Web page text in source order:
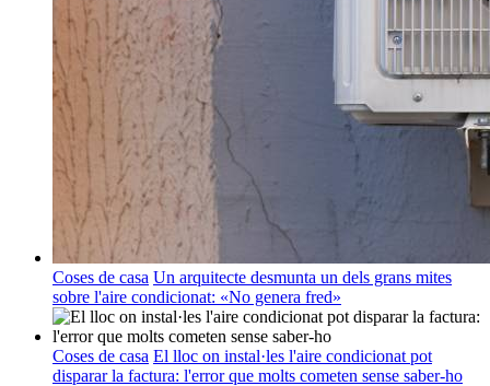
Coses de casa Un arquitecte desmunta un dels grans mites
sobre l'aire condicionat: «No genera fred»
Coses de casa El lloc on instal·les l'aire condicionat pot
disparar la factura: l'error que molts cometen sense saber-ho